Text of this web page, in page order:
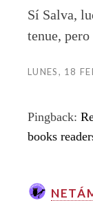
Sí Salva,
tenue,
LUNES, 18
Pingback:
books